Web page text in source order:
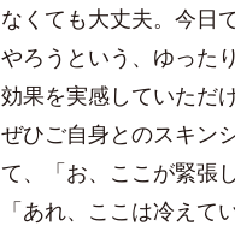
なくても大丈夫。今日
やろうという、ゆった
効果を実感していただ
ぜひご自身とのスキン
て、「お、ここが緊張
「あれ、ここは冷えて